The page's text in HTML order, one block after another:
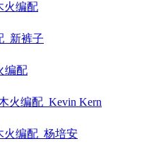
火编配
_新裤子
编配
火编配_Kevin Kern
火编配_杨培安